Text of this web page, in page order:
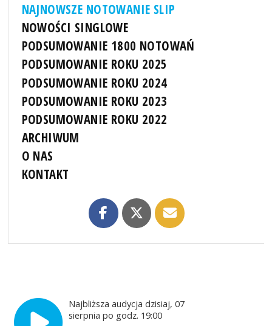
NAJNOWSZE NOTOWANIE SLIP
NOWOŚCI SINGLOWE
PODSUMOWANIE 1800 NOTOWAŃ
PODSUMOWANIE ROKU 2025
PODSUMOWANIE ROKU 2024
PODSUMOWANIE ROKU 2023
PODSUMOWANIE ROKU 2022
ARCHIWUM
O NAS
KONTAKT
Najbliższa audycja dzisiaj, 07
sierpnia po godz. 19:00